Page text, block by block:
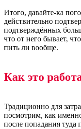
Итого, давайте-ка
действительно
подтверждённых
что от него бывает,
пить ли вообще.
Как это
Традиционно для
посмотрим, как
после попадания туда